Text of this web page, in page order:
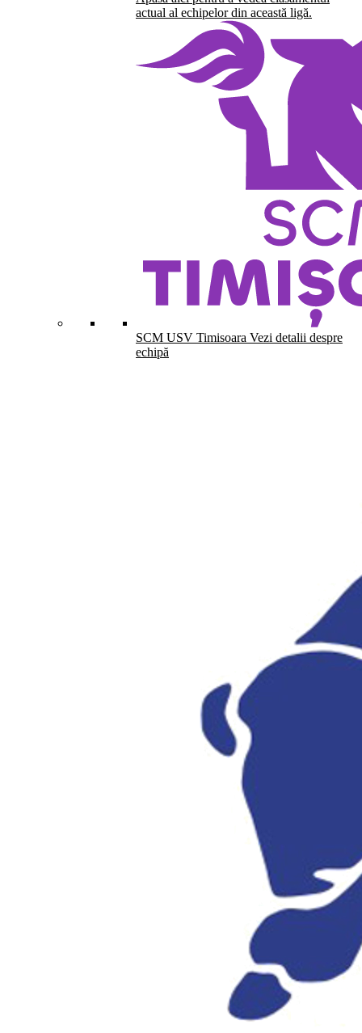
actual al echipelor din această ligă.
SCM USV Timisoara Vezi detalii despre
echipă